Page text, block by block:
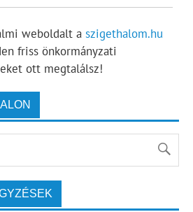
weboldalt a szigethalom.hu
friss önkormányzati
ott megtalálsz!